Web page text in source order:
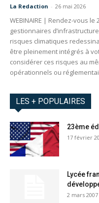
La Redaction - 26 mai 2026
WEBINAIRE | Rendez-vous
gestionnaires
risques climatiques
être pleinement intégrés à
considérer ces risques au
opérationnels ou
LES + POPULAIRES
23ème
17 février
Lycée
2 mars 2007